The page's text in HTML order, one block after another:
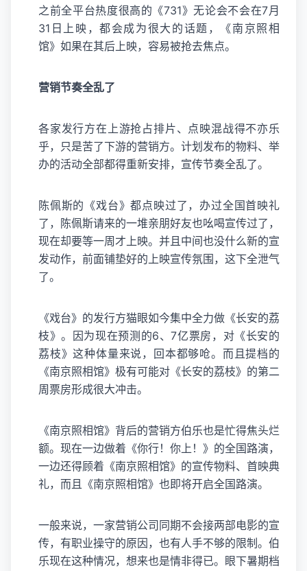
之前全平台热度很高的《731》无论会不会在7月
31日上映，都会成为很大的话题，《南京照相
馆》如果在其后上映，容易被抢去焦点。
营销节奏全乱了
各家发行方在上游抢占排片、点映混战得不亦乐
乎，只是苦了下游的营销方。计划发布的物料、举
办的活动全部都得重新安排，宣传节奏全乱了。
陈佩斯的《戏台》都点映过了，办过全国首映礼
了，陈佩斯请来的一堆亲朋好友也吆喝宣传过了，
现在却要等一周才上映。并且中间也没什么新的宣
发动作，前面铺垫好的上映宣传氛围，这下全泄气
了。
《戏台》的发行方猫眼如今集中全力做《长安的荔
枝》。因为现在预测的6、7亿票房，对《长安的
荔枝》这种体量来说，回本都够呛。而且提档的
《南京照相馆》极有可能对《长安的荔枝》的第二
周票房形成很大冲击。
《南京照相馆》背后的营销方伯乐也是忙得焦头烂
额。现在一边做着《你行！你上！》的全国路演，
一边还得顾着《南京照相馆》的宣传物料、首映典
礼，而且《南京照相馆》也即将开启全国路演。
一般来说，一家营销公司同期不会接两部电影的宣
传，有职业操守的原因，也有人手不够的限制。伯
乐现在这种情况，想来也是情非得已。眼下暑期档